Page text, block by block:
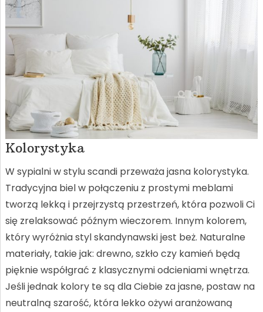
Kolorystyka
W sypialni w stylu scandi przeważa jasna kolorystyka.
Tradycyjna biel w połączeniu z prostymi meblami
tworzą lekką i przejrzystą przestrzeń, która pozwoli Ci
się zrelaksować późnym wieczorem. Innym kolorem,
który wyróżnia styl skandynawski jest beż. Naturalne
materiały, takie jak: drewno, szkło czy kamień będą
pięknie współgrać z klasycznymi odcieniami wnętrza.
Jeśli jednak kolory te są dla Ciebie za jasne, postaw na
neutralną szarość, która lekko ożywi aranżowaną